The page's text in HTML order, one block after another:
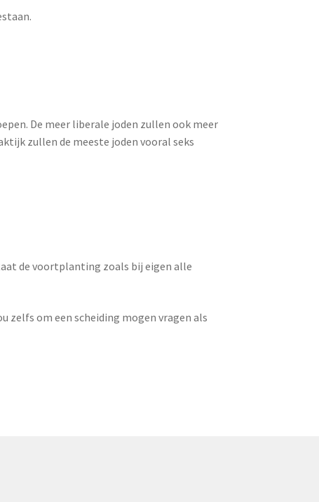
De meer liberale joden zullen ook meer
zullen de meeste joden vooral seks
de voortplanting zoals bij eigen alle
zelfs om een scheiding mogen vragen als